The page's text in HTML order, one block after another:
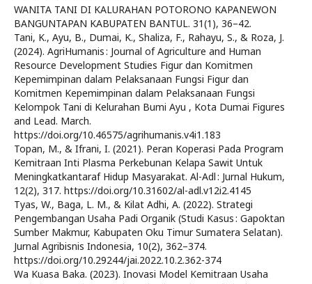
WANITA TANI DI KALURAHAN POTORONO KAPANEWON
BANGUNTAPAN KABUPATEN BANTUL. 31(1), 36–42.
Tani, K., Ayu, B., Dumai, K., Shaliza, F., Rahayu, S., & Roza, J.
(2024). AgriHumanis : Journal of Agriculture and Human
Resource Development Studies Figur dan Komitmen
Kepemimpinan dalam Pelaksanaan Fungsi Figur dan
Komitmen Kepemimpinan dalam Pelaksanaan Fungsi
Kelompok Tani di Kelurahan Bumi Ayu , Kota Dumai Figures
and Lead. March.
https://doi.org/10.46575/agrihumanis.v4i1.183
Topan, M., & Ifrani, I. (2021). Peran Koperasi Pada Program
Kemitraan Inti Plasma Perkebunan Kelapa Sawit Untuk
Meningkatkantaraf Hidup Masyarakat. Al-Adl : Jurnal Hukum,
12(2), 317. https://doi.org/10.31602/al-adl.v12i2.4145
Tyas, W., Baga, L. M., & Kilat Adhi, A. (2022). Strategi
Pengembangan Usaha Padi Organik (Studi Kasus : Gapoktan
Sumber Makmur, Kabupaten Oku Timur Sumatera Selatan).
Jurnal Agribisnis Indonesia, 10(2), 362–374.
https://doi.org/10.29244/jai.2022.10.2.362-374
Wa Kuasa Baka. (2023). Inovasi Model Kemitraan Usaha